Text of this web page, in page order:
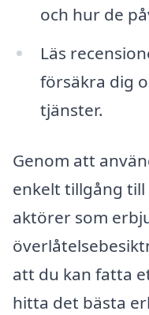
och hur de
Läs
försäkra dig
tjänster.
Genom att
enkelt tillgång
aktörer som
att du kan fatta
hitta det bästa